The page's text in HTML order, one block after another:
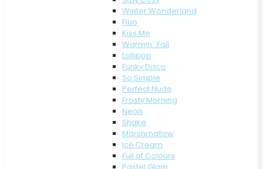
Winter Wonderland
Fluo
Kiss Me
Warmin´ Fall
Lollipop
Funky Disco
So Simple
Perfect Nude
Frosty Morning
Neon
Shake
Marshmallow
Ice Cream
Full of Colours